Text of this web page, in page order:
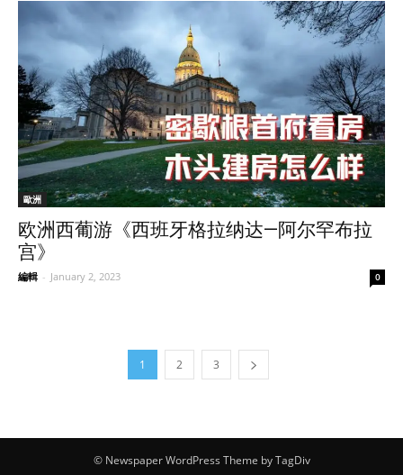
歐洲
欧洲西葡游《西班牙格拉纳达—阿尔罕布拉
宫》
編輯 - January 2, 2023 0
1 2 3
© Newspaper WordPress Theme by TagDiv